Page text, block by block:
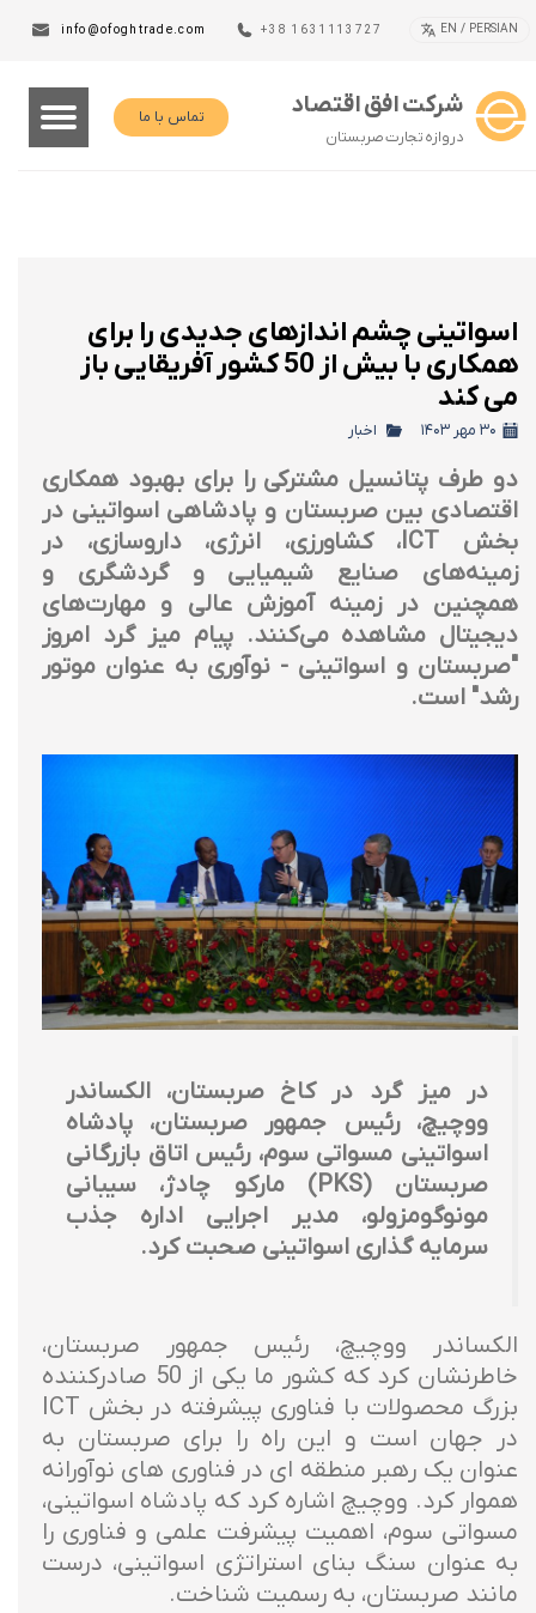
+38 1631113727
info@ofoghtrade.com
شرکت افق اقتصاد
دروازه تجارت صربستان
تماس با ما
EN / PERSIAN
اسواتینی چشم اندازهای جدیدی را برای
همکاری با بیش از 50 کشور آفریقایی باز
می کند
۳۰ مهر ۱۴۰۳ اخبار
دو طرف پتانسیل مشترکی را برای بهبود همکاری
اقتصادی بین صربستان و پادشاهی اسواتینی در
بخش ICT، کشاورزی، انرژی، داروسازی، در
زمینه‌های صنایع شیمیایی و گردشگری و
همچنین در زمینه آموزش عالی و مهارت‌های
دیجیتال مشاهده می‌کنند. پیام میز گرد امروز
"صربستان و اسواتینی - نوآوری به عنوان موتور
رشد" است.
در میز گرد در کاخ صربستان، الکساندر
ووچیچ، رئیس جمهور صربستان، پادشاه
اسواتینی مسواتی سوم، رئیس اتاق بازرگانی
صربستان (PKS) مارکو چادژ، سیبانی
مونوگومزولو، مدیر اجرایی اداره جذب
سرمایه گذاری اسواتینی صحبت کرد.
الکساندر ووچیچ، رئیس جمهور صربستان،
خاطرنشان کرد که کشور ما یکی از 50 صادرکننده
بزرگ محصولات با فناوری پیشرفته در بخش ICT
در جهان است و این راه را برای صربستان به
عنوان یک رهبر منطقه ای در فناوری های نوآورانه
هموار کرد. ووچیچ اشاره کرد که پادشاه اسواتینی،
مسواتی سوم، اهمیت پیشرفت علمی و فناوری را
به عنوان سنگ بنای استراتژی اسواتینی، درست
مانند صربستان، به رسمیت شناخت.